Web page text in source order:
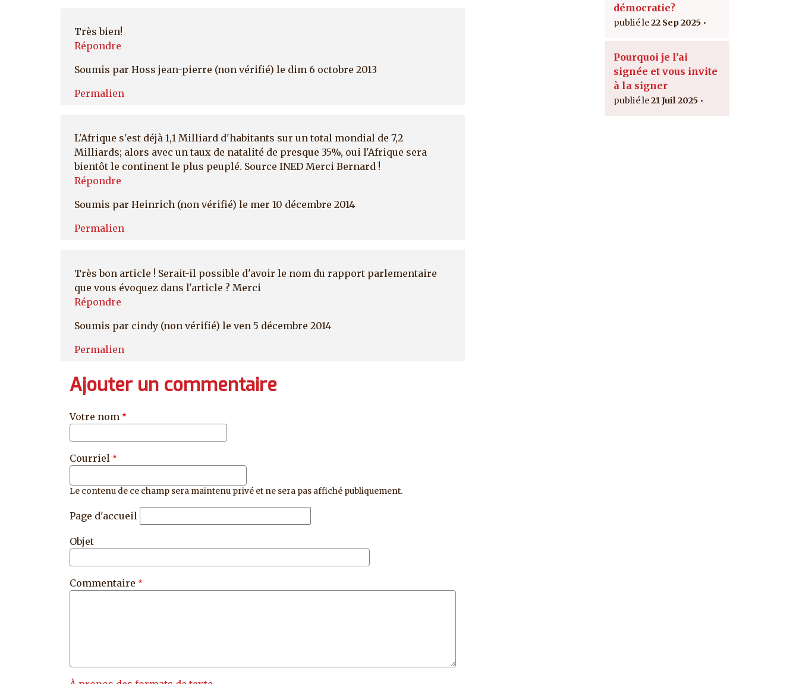
Très bien!
Répondre
Soumis par Hoss jean-pierre (non vérifié) le dim 6 octobre 2013
Permalien
L'Afrique s'est déjà 1,1 Milliard d'habitants sur un total mondial de 7,2
Milliards; alors avec un taux de natalité de presque 35%, oui l'Afrique sera
bientôt le continent le plus peuplé. Source INED Merci Bernard !
Répondre
Soumis par Heinrich (non vérifié) le mer 10 décembre 2014
Permalien
Très bon article ! Serait-il possible d'avoir le nom du rapport parlementaire
que vous évoquez dans l'article ? Merci
Répondre
Soumis par cindy (non vérifié) le ven 5 décembre 2014
Permalien
Ajouter un commentaire
Votre nom
Courriel
Le contenu de ce champ sera maintenu privé et ne sera pas affiché publiquement.
Page d'accueil
Objet
Commentaire
démocratie?
22 Sep 2025
Pourquoi je l’ai
signée et vous invite
à la signer
21 Juil 2025